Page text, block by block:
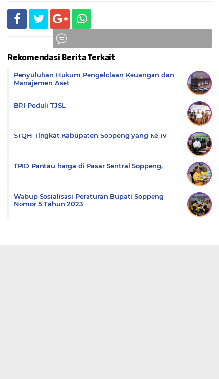
Rekomendasi Berita Terkait
Penyuluhan Hukum Pengelolaan Keuangan dan
Manajemen Aset
BRI Peduli TJSL
STQH Tingkat Kabupaten Soppeng yang Ke IV
TPID Pantau harga di Pasar Sentral Soppeng,
Wabup Sosialisasi Peraturan Bupati Soppeng
Nomor 5 Tahun 2023